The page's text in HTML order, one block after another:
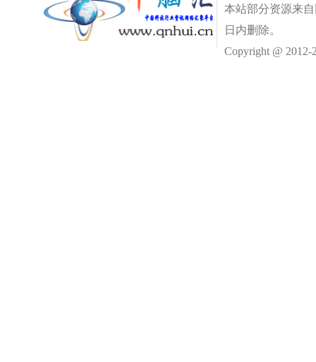
本站部分资源来
日内删除。
Copyright @ 2012-